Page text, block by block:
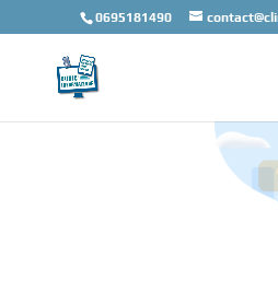
0695181490